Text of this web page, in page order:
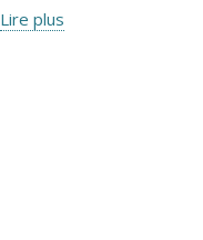
Lire plus